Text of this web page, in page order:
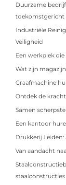
Duurzame
toekomstgericht
Industriële
Veiligheid
Een werkplek
Wat zijn
Graafmachine
Ontdek de
Samen
Een kantoor
Drukkerij
Van aandacht
staalconstructies